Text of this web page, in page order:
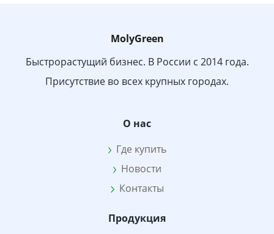
MolyGreen
Быстрорастущий бизнес. В России с 2014 года.
Присутствие во всех крупных городах.
О нас
Где купить
Новости
Контакты
Продукция